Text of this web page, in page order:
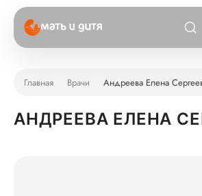
Главная Врачи Андреева Елена
АНДРЕЕВА ЕЛЕНА